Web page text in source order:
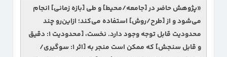
«پژوهش حاضر در[جامعه/محیط]و طی[بازه زمانی] انجام
می‌شود و از[طرح/روش] استفاده می‌کند؛ ازاین‌رو چند
محدودیت قابل توجه وجود دارد. نخست،
[محدودیت ۱: دقیق
و قابل سنجش] که ممکن است منجر به
[اثر ۱: سوگیری/